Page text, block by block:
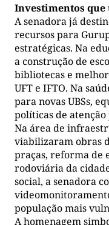
Investimentos
A senadora já
recursos para
estratégicas. Na
a construção de
bibliotecas e
UFT e IFTO. Na
para novas UBSs,
políticas de atenção
Na área de
viabilizaram obras
praças, reforma de
rodoviária da
social, a senadora
população mais
A homenagem